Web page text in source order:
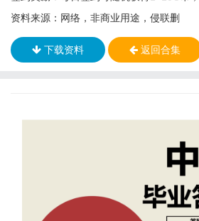
资料来源：网络，非商业用途，侵联删
下载资料 返回合集